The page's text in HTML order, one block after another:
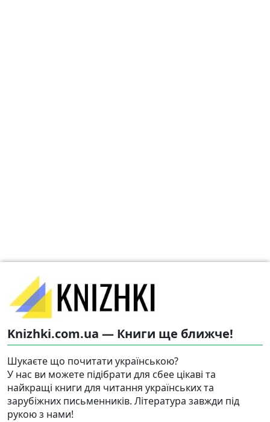
Knizhki.com.ua — Книги ще ближче!
Шукаєте що почитати українською?
У нас ви можете підібрати для сбее цікаві та
найкращі книги для читання українських та
зарубіжних письменників. Література завжди під
рукою з нами!